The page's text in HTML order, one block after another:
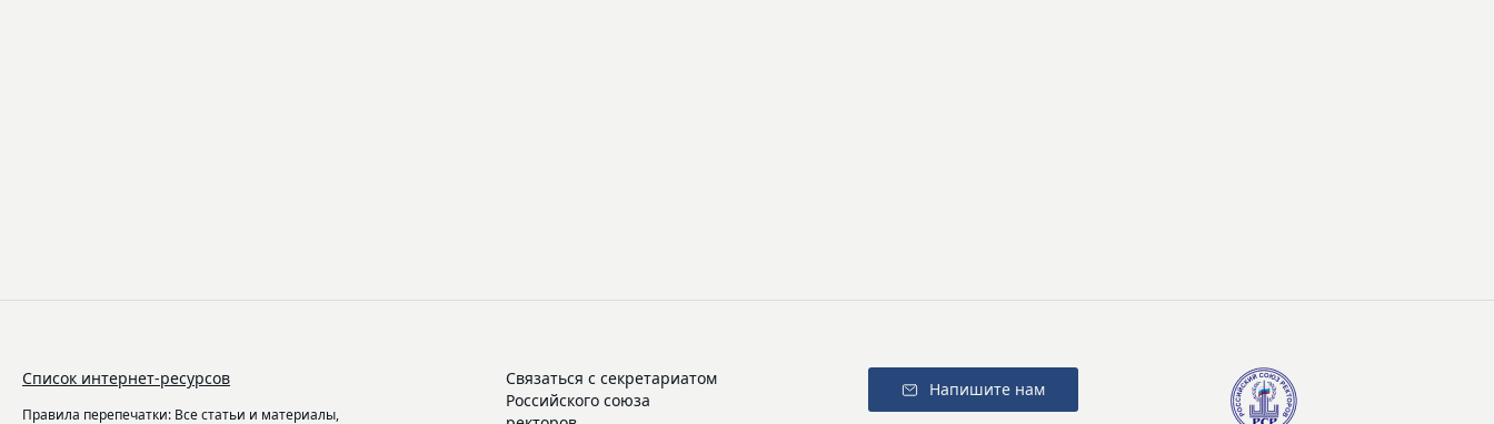
Список интернет-ресурсов
Правила перепечатки: Все статьи и материалы,
Связаться с секретариатом
Российского союза
Напишите нам